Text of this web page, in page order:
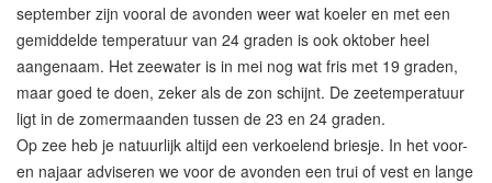
september zijn vooral de avonden weer wat koeler en met een
gemiddelde temperatuur van 24 graden is ook oktober heel
aangenaam. Het zeewater is in mei nog wat fris met 19 graden,
maar goed te doen, zeker als de zon schijnt. De zeetemperatuur
ligt in de zomermaanden tussen de 23 en 24 graden.
Op zee heb je natuurlijk altijd een verkoelend briesje. In het voor-
en najaar adviseren we voor de avonden een trui of vest en lange